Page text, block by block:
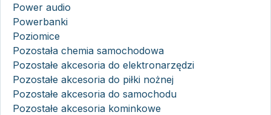
Power audio
Powerbanki
Poziomice
Pozostała chemia samochodowa
Pozostałe akcesoria do elektronarzędzi
Pozostałe akcesoria do piłki nożnej
Pozostałe akcesoria do samochodu
Pozostałe akcesoria kominkowe